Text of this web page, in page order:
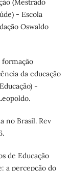
(Mestrado
- Escola
Oswaldo
formação
da educação
-
no Brasil. Rev
de Educação
a percepção do